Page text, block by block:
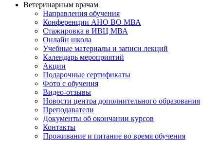
Ветеринарным врачам
Направления обучения
Конференции АНО ВО МВА
Стажировка в ИВЦ МВА
Онлайн школа
Учебные материалы и записи лекций
Календарь мероприятий
Акции
Подарочные сертификаты
Фото с обучения
Видео-отзывы
Новости центра дополнительного образования
Преподаватели
Документы об окончании курсов
Контакты
Проживание и питание во время обучения